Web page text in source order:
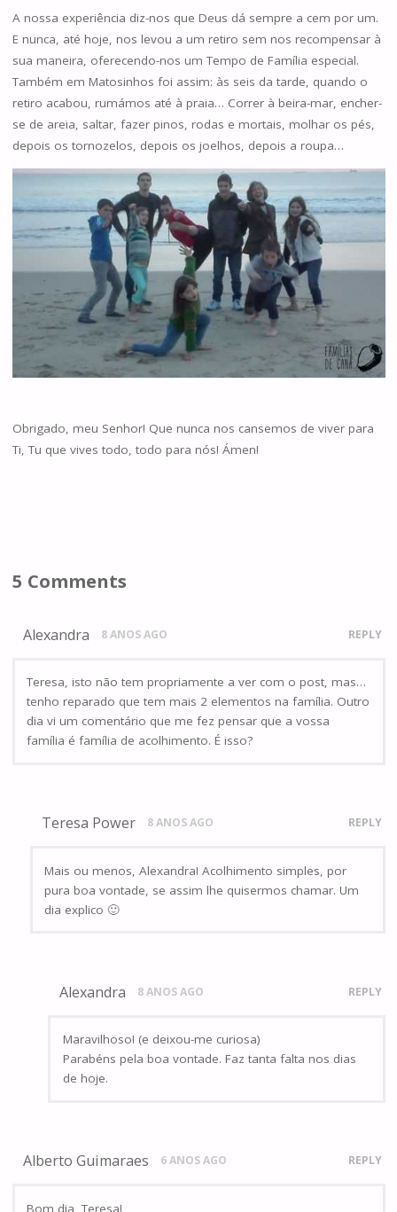
A nossa experiência diz-nos que Deus dá sempre a cem por um.
E nunca, até hoje, nos levou a um retiro sem nos recompensar à
sua maneira, oferecendo-nos um Tempo de Família especial.
Também em Matosinhos foi assim: às seis da tarde, quando o
retiro acabou, rumámos até à praia… Correr à beira-mar, encher-
se de areia, saltar, fazer pinos, rodas e mortais, molhar os pés,
depois os tornozelos, depois os joelhos, depois a roupa…
Obrigado, meu Senhor! Que nunca nos cansemos de viver para
Ti, Tu que vives todo, todo para nós! Ámen!
5 Comments
Alexandra 8 ANOS AGO REPLY
Teresa, isto não tem propriamente a ver com o post, mas…
tenho reparado que tem mais 2 elementos na família. Outro
dia vi um comentário que me fez pensar que a vossa
família é família de acolhimento. É isso?
Teresa Power 8 ANOS AGO REPLY
Mais ou menos, Alexandra! Acolhimento simples, por
pura boa vontade, se assim lhe quisermos chamar. Um
dia explico 🙂
Alexandra 8 ANOS AGO REPLY
Maravilhoso! (e deixou-me curiosa)
Parabéns pela boa vontade. Faz tanta falta nos dias
de hoje.
Alberto Guimaraes 6 ANOS AGO REPLY
Bom dia, Teresa!